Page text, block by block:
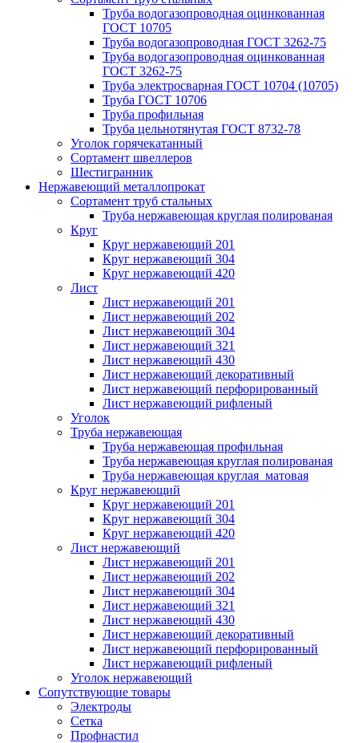
Труба водогазопроводная оцинкованная
ГОСТ 10705
Труба водогазопроводная ГОСТ 3262-75
Труба водогазопроводная оцинкованная
ГОСТ 3262-75
Труба электросварная ГОСТ 10704 (10705)
Труба ГОСТ 10706
Труба профильная
Труба цельнотянутая ГОСТ 8732-78
Уголок горячекатанный
Сортамент швеллеров
Шестигранник
Нержавеющий металлопрокат
Сортамент труб стальных
Труба нержавеющая круглая полированая
Круг
Круг нержавеющий 201
Круг нержавеющий 304
Круг нержавеющий 420
Лист
Лист нержавеющий 201
Лист нержавеющий 202
Лист нержавеющий 304
Лист нержавеющий 321
Лист нержавеющий 430
Лист нержавеющий декоративный
Лист нержавеющий перфорированный
Лист нержавеющий рифленый
Уголок
Труба нержавеющая
Труба нержавеющая профильная
Труба нержавеющая круглая полированая
Труба нержавеющая круглая матовая
Круг нержавеющий
Круг нержавеющий 201
Круг нержавеющий 304
Круг нержавеющий 420
Лист нержавеющий
Лист нержавеющий 201
Лист нержавеющий 202
Лист нержавеющий 304
Лист нержавеющий 321
Лист нержавеющий 430
Лист нержавеющий декоративный
Лист нержавеющий перфорированный
Лист нержавеющий рифленый
Уголок нержавеющий
Cопутствующие товары
Электроды
Сетка
Профнастил